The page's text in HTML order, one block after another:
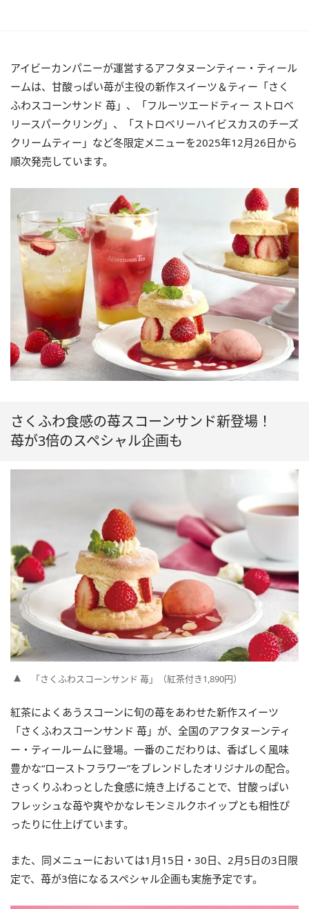
アイビーカンパニーが運営するアフタヌーンティー・ティール
ームは、甘酸っぱい苺が主役の新作スイーツ＆ティー「さく
ふわスコーンサンド 苺」、「フルーツエードティー ストロベ
リースパークリング」、「ストロベリーハイビスカスのチーズ
クリームティー」など冬限定メニューを2025年12月26日から
順次発売しています。
さくふわ食感の苺スコーンサンド新登場！
苺が3倍のスペシャル企画も
「さくふわスコーンサンド 苺」（紅茶付き1,890円）
紅茶によくあうスコーンに旬の苺をあわせた新作スイーツ
「さくふわスコーンサンド 苺」が、全国のアフタヌーンティ
ー・ティールームに登場。一番のこだわりは、香ばしく風味
豊かな“ローストフラワー”をブレンドしたオリジナルの配合。
さっくりふわっとした食感に焼き上げることで、甘酸っぱい
フレッシュな苺や爽やかなレモンミルクホイップとも相性ぴ
ったりに仕上げています。
また、同メニューにおいては1月15日・30日、2月5日の3日限
定で、苺が3倍になるスペシャル企画も実施予定です。